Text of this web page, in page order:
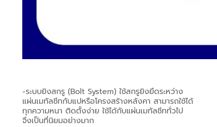
-ระบบยิงสกรู (Bolt System) ใช้สกรูยิงยึดระหว่าง
แผ่นเมทัลชีทกับแปหรือโครงสร้างหลังคา สามารถใช้ได้
ทุกความหนา ติดตั้งง่าย ใช้ได้กับแผ่นเมทัลชีททั่วไป
จึงเป็นที่นิยมอย่างมาก